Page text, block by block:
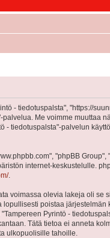
- tiedotuspalsta", "https://
Me voimme muuttaa
tiedotuspalsta"-palvelun
"phpBB Group",
internet-keskustelulle.
.
voimassa olevia lakeja oli se
poistaa
Pyrintö -
Tätä tietoa ei anneta
ulkopuolisille tahoille.